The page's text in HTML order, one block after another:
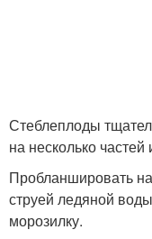
Стеблеплоды
на несколько частей
Пробланшировать
струей ледяной
морозилку.